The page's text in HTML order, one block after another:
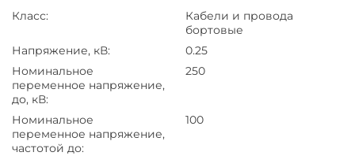
Класс:
Кабели и провода
бортовые
Напряжение, кВ:
0.25
Номинальное
переменное напряжение,
до, кВ:
250
Номинальное
переменное напряжение,
частотой до:
100